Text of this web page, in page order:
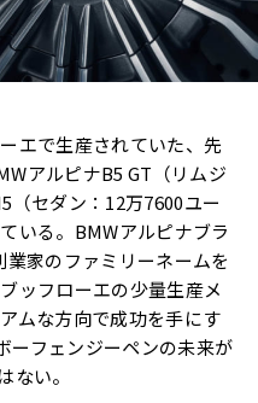
エで生産されていた、先
アルピナB5 GT（リムジ
（セダン：12万7600ユー
いる。BMWアルピナブラ
家のファミリーネームを
ッフローエの少量生産メ
ムな方向で成功を手にす
ーフェンジーペンの未来が
ない。